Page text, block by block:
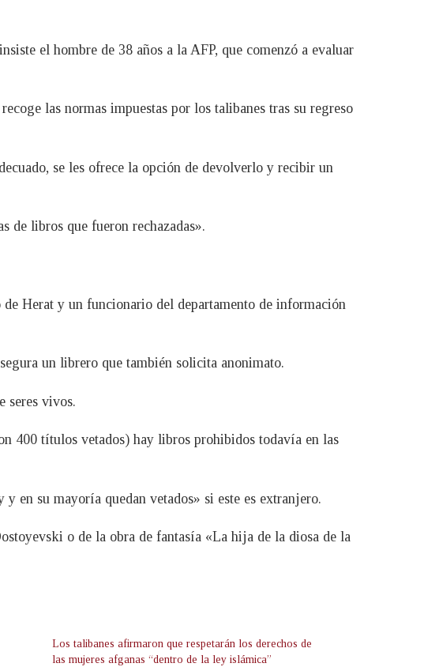
el hombre de 38 años a la AFP, que comenzó a evaluar
las normas impuestas por los talibanes tras su regreso
se les ofrece la opción de devolverlo y recibir un
de libros que fueron rechazadas».
Herat y un funcionario del departamento de información
un librero que también solicita anonimato.
seres vivos.
400 títulos vetados) hay libros prohibidos todavía en las
en su mayoría quedan vetados» si este es extranjero.
o de la obra de fantasía «La hija de la diosa de la
Los talibanes afirmaron que respetarán los derechos de
las mujeres afganas “dentro de la ley islámica”